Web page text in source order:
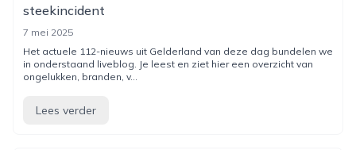
steekincident
7 mei 2025
Het actuele 112-nieuws uit Gelderland van deze dag bundelen we
in onderstaand liveblog. Je leest en ziet hier een overzicht van
ongelukken, branden, v...
Lees verder